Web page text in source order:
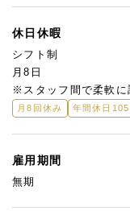
休日休暇
シフト制
月8日
※スタッフ間で柔軟に
月8回休み 年間休日105
雇用期間
無期